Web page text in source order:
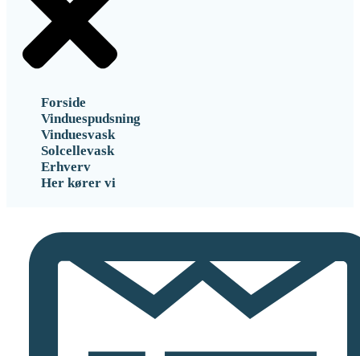
Forside
Vinduespudsning
Vinduesvask
Solcellevask
Erhverv
Her kører vi